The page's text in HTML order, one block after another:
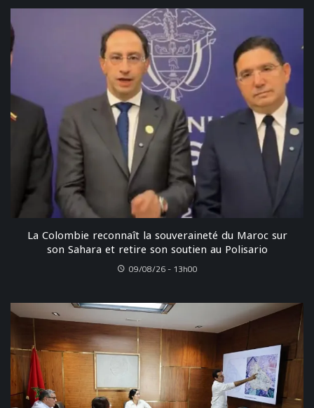
La Colombie reconnaît la souveraineté du Maroc sur
son Sahara et retire son soutien au Polisario
09/08/26 - 13h00